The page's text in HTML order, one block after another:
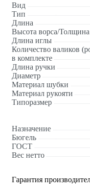
Вид
Тип
Длина
Высота ворса/
Длина иглы
Количество валиков
в комплекте
Длина ручки
Диаметр
Материал шубки
Материал рукояти
Типоразмер
Назначение
Бюгель
ГОСТ
Вес нетто
Гарантия